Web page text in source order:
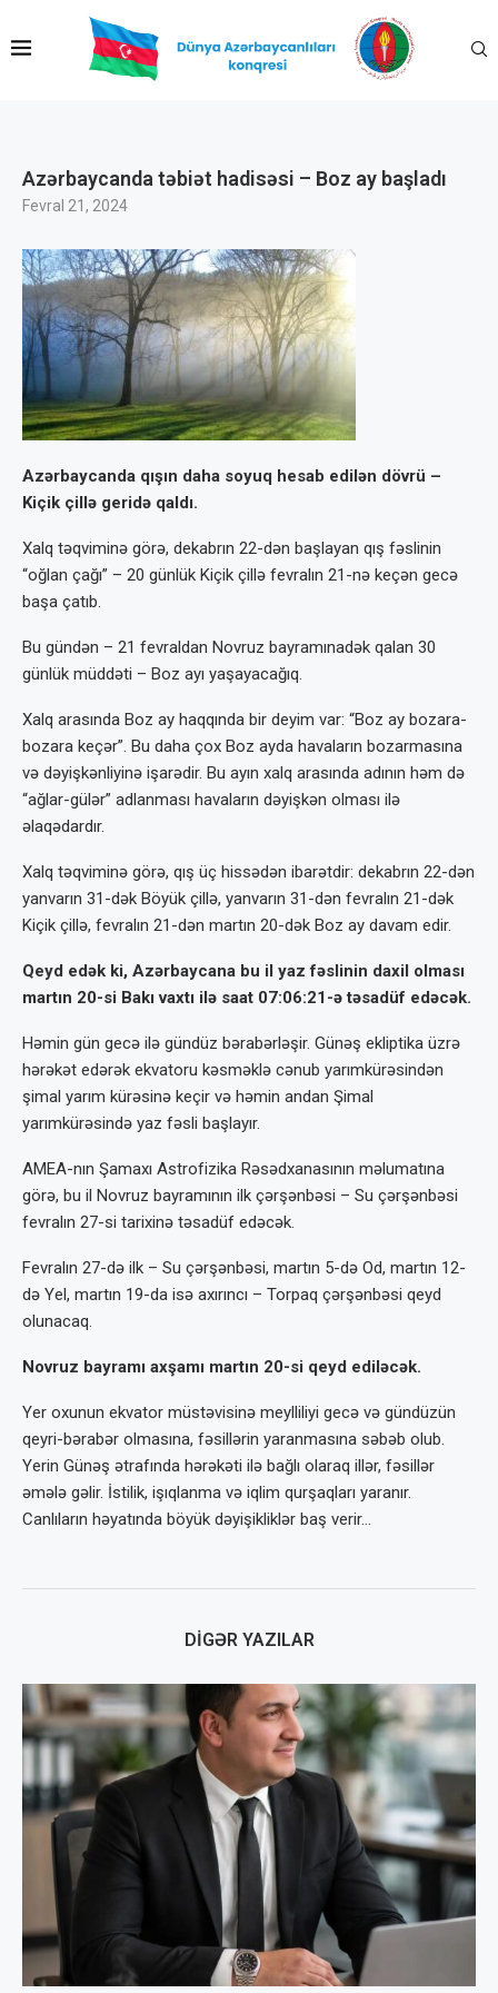
Azərbaycanda təbiət hadisəsi – Boz ay başladı
Fevral 21, 2024
Azərbaycanda qışın daha soyuq hesab edilən dövrü –
Kiçik çillə geridə qaldı.
Xalq təqviminə görə, dekabrın 22-dən başlayan qış fəslinin
“oğlan çağı” – 20 günlük Kiçik çillə fevralın 21-nə keçən gecə
başa çatıb.
Bu gündən – 21 fevraldan Novruz bayramınadək qalan 30
günlük müddəti – Boz ayı yaşayacağıq.
Xalq arasında Boz ay haqqında bir deyim var: “Boz ay bozara-
bozara keçər”. Bu daha çox Boz ayda havaların bozarmasına
və dəyişkənliyinə işarədir. Bu ayın xalq arasında adının həm də
“ağlar-gülər” adlanması havaların dəyişkən olması ilə
əlaqədardır.
Xalq təqviminə görə, qış üç hissədən ibarətdir: dekabrın 22-dən
yanvarın 31-dək Böyük çillə, yanvarın 31-dən fevralın 21-dək
Kiçik çillə, fevralın 21-dən martın 20-dək Boz ay davam edir.
Qeyd edək ki, Azərbaycana bu il yaz fəslinin daxil olması
martın 20-si Bakı vaxtı ilə saat 07:06:21-ə təsadüf edəcək.
Həmin gün gecə ilə gündüz bərabərləşir. Günəş ekliptika üzrə
hərəkət edərək ekvatoru kəsməklə cənub yarımkürəsindən
şimal yarım kürəsinə keçir və həmin andan Şimal
yarımkürəsində yaz fəsli başlayır.
AMEA-nın Şamaxı Astrofizika Rəsədxanasının məlumatına
görə, bu il Novruz bayramının ilk çərşənbəsi – Su çərşənbəsi
fevralın 27-si tarixinə təsadüf edəcək.
Fevralın 27-də ilk – Su çərşənbəsi, martın 5-də Od, martın 12-
də Yel, martın 19-da isə axırıncı – Torpaq çərşənbəsi qeyd
olunacaq.
Novruz bayramı axşamı martın 20-si qeyd ediləcək.
Yer oxunun ekvator müstəvisinə meylliliyi gecə və gündüzün
qeyri-bərabər olmasına, fəsillərin yaranmasına səbəb olub.
Yerin Günəş ətrafında hərəkəti ilə bağlı olaraq illər, fəsillər
əmələ gəlir. İstilik, işıqlanma və iqlim qurşaqları yaranır.
Canlıların həyatında böyük dəyişikliklər baş verir…
DIGƏR YAZILAR